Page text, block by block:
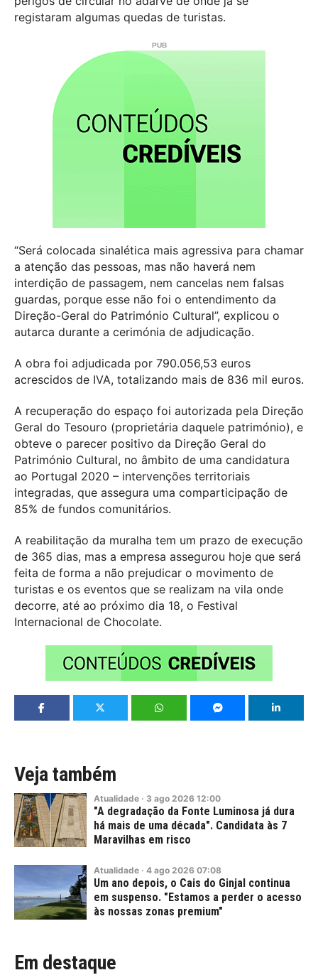
registaram algumas quedas de turistas.
“Será colocada sinalética mais agressiva para chamar
a atenção das pessoas, mas não haverá nem
interdição de passagem, nem cancelas nem falsas
guardas, porque esse não foi o entendimento da
Direção-Geral do Património Cultural”, explicou o
autarca durante a cerimónia de adjudicação.
A obra foi adjudicada por 790.056,53 euros
acrescidos de IVA, totalizando mais de 836 mil euros.
A recuperação do espaço foi autorizada pela Direção
Geral do Tesouro (proprietária daquele património), e
obteve o parecer positivo da Direção Geral do
Património Cultural, no âmbito de uma candidatura
ao Portugal 2020 – intervenções territoriais
integradas, que assegura uma comparticipação de
85% de fundos comunitários.
A reabilitação da muralha tem um prazo de execução
de 365 dias, mas a empresa assegurou hoje que será
feita de forma a não prejudicar o movimento de
turistas e os eventos que se realizam na vila onde
decorre, até ao próximo dia 18, o Festival
Internacional de Chocolate.
Veja também
Atualidade · 3 ago 2026 12:00
"A degradação da Fonte Luminosa já dura
há mais de uma década". Candidata às 7
Maravilhas em risco
Atualidade · 4 ago 2026 07:08
Um ano depois, o Cais do Ginjal continua
em suspenso. "Estamos a perder o acesso
às nossas zonas premium"
Em destaque